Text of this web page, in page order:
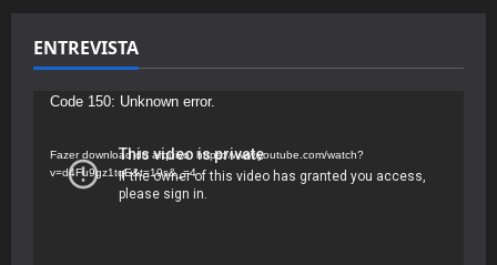
ENTREVISTA
Tocador
vídeo
Code 150: Unknown error.
Fazer download do arquivo: https://www.youtube.com/watch?
v=d4Fu9gz1tqE&t=19s&_=4